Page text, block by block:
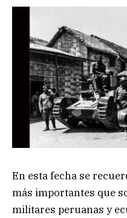
En esta fecha se
más importantes que
militares peruanas y